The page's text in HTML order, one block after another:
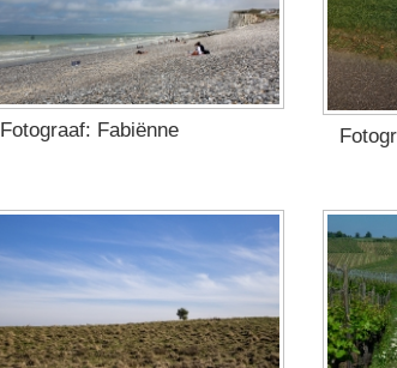
Fotograaf: Fabiënne